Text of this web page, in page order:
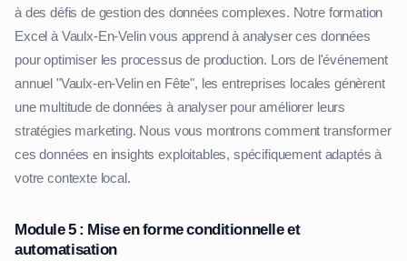
à des défis de gestion des données complexes. Notre formation
Excel à Vaulx-En-Velin vous apprend à analyser ces données
pour optimiser les processus de production. Lors de l'événement
annuel "Vaulx-en-Velin en Fête", les entreprises locales génèrent
une multitude de données à analyser pour améliorer leurs
stratégies marketing. Nous vous montrons comment transformer
ces données en insights exploitables, spécifiquement adaptés à
votre contexte local.
Module 5 : Mise en forme conditionnelle et
automatisation